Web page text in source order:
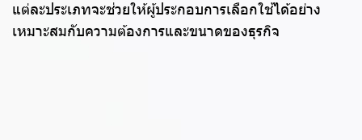
แต่ละประเภทจะช่วยให้ผู้ประกอบการเลือกใช้ได้อย่าง
เหมาะสมกับความต้องการและขนาดของธุรกิจ